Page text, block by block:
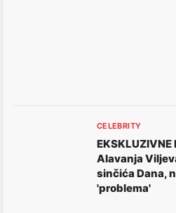
CELEBRITY
EKSKLUZIVNE
Alavanja
sinčića Dana,
'problema'